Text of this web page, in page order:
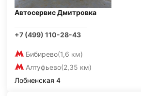
Автосервис Дмитровка
+7 (499) 110-28-43
Бибирево(1,6 км)
Алтуфьево(2,35 км)
Лобненская 4